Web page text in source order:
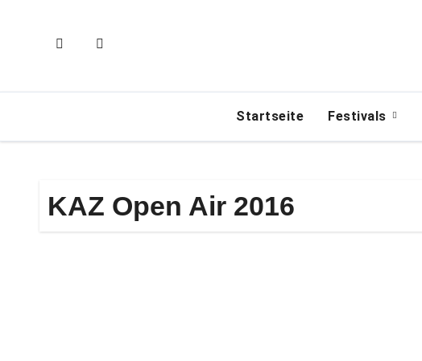
Startseite Festivals
KAZ Open Air 2016